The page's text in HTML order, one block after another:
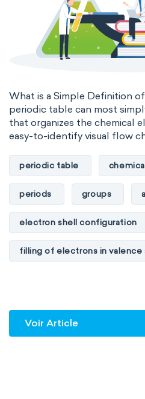
What is a Simple Definition
periodic table can most
that organizes the chemical
easy-to-identify visual flow
periodic table
periods groups
electron shell configuration
filling of electrons in valence
transactinides
p-block d-block
Voir Article